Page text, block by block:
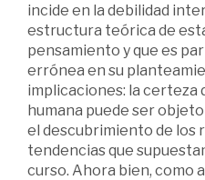
incide en la debilidad
estructura teórica de
pensamiento y que es
errónea en su
implicaciones: la certeza
humana puede ser
el descubrimiento de los
tendencias que
curso. Ahora bien, como